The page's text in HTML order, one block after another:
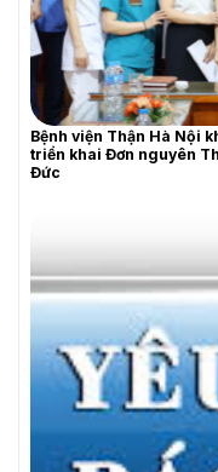
Bệnh viện Thận Hà Nội
triển khai Đơn nguyên
Đức